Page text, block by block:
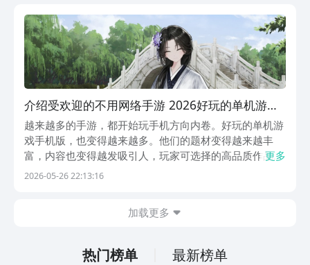
介绍受欢迎的不用网络手游 2026好玩的单机游戏
手机版下载排行
越来越多的手游，都开始玩手机方向内卷。好玩的单机游
戏手机版，也变得越来越多。他们的题材变得越来越丰
富，内容也变得越发吸引人，玩家可选择的高品质作品自
然也变得越来越丰富。今天，小编就专门为大家筛选出了
更多
2026-05-26 22:13:16
加载更多
热门榜单 最新榜单